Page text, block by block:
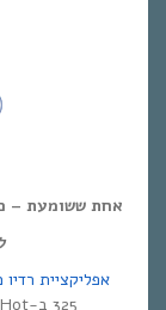
אחת ששומעת – כל יום
אפליקציית
325 ב-Hot | ערוץ 71 ב-Yes | אפליקציית NEXT TV